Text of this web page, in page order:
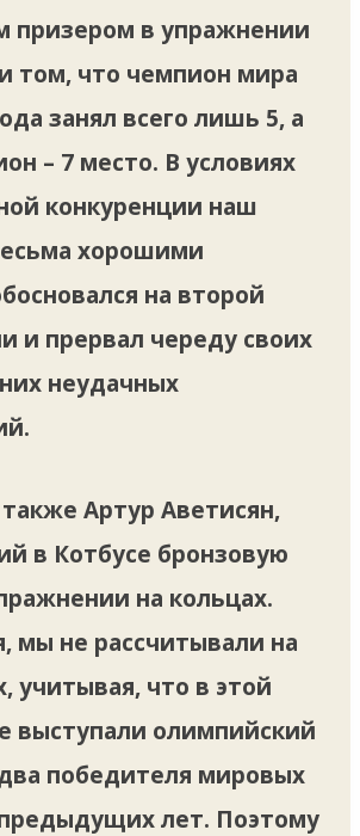
призером в упражнении
том, что чемпион мира
занял всего лишь 5, а
– 7 место. В условиях
конкуренции наш
хорошими
на второй
и прервал череду своих
неудачных
Артур Аветисян,
в Котбусе бронзовую
на кольцах.
мы не рассчитывали на
учитывая, что в этой
выступали олимпийский
победителя мировых
лет. Поэтому